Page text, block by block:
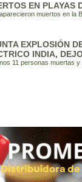
EN PLAYAS
muertos en la
EXPLOSIÓN
INDIA,
11 personas muertas